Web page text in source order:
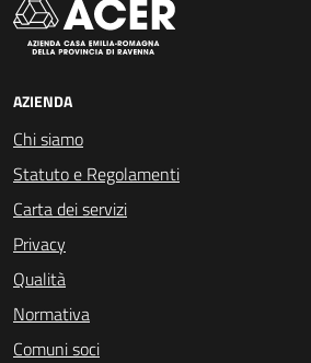
AZIENDA
Chi siamo
Statuto e Regolamenti
Carta dei servizi
Privacy
Qualità
Normativa
Comuni soci